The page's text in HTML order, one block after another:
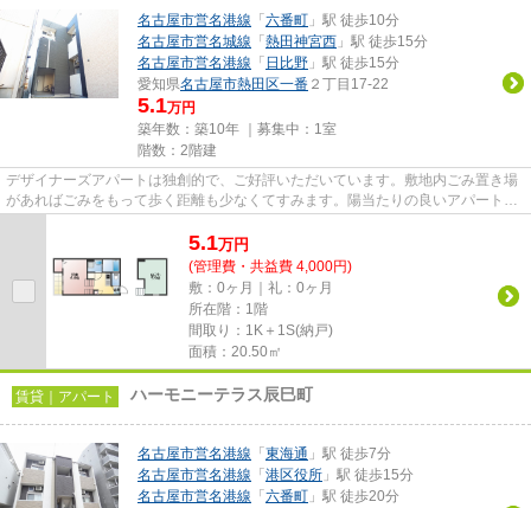
名古屋市営名港線 「 六番町 」駅 徒歩10分
名古屋市営名城線 「 熱田神宮西 」駅 徒歩15分
名古屋市営名港線 「 日比野 」駅 徒歩15分
愛知県名古屋市熱田区一番 ２丁目17-22
5.1万円
築年数：築10年 ｜募集中： 1室
階数：2階建
デザイナーズアパートは独創的で、ご好評いただいています。敷地内ごみ置き場
があればごみをもって歩く距離も少なくてすみます。陽当たりの良いアパートで
5.1万円
(管理費・共益費 4,000円)
敷：0ヶ月｜礼：0ヶ月
所在階：1階
間取り：1K＋1S(納戸)
面積：20.50㎡
賃貸｜アパート ハーモニーテラス辰巳町
名古屋市営名港線 「 東海通 」駅 徒歩7分
名古屋市営名港線 「 港区役所 」駅 徒歩15分
名古屋市営名港線 「 六番町 」駅 徒歩20分